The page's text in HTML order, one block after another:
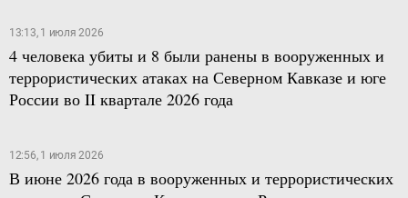
13:13, 1 июля 2026
4 человека убиты и 8 были ранены в вооруженных и
террористических атаках на Северном Кавказе и юге
России во II квартале 2026 года
12:56, 1 июля 2026
В июне 2026 года в вооруженных и террористических